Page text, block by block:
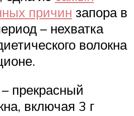
причин запора в
– нехватка
волокна
прекрасный
включая 3 г